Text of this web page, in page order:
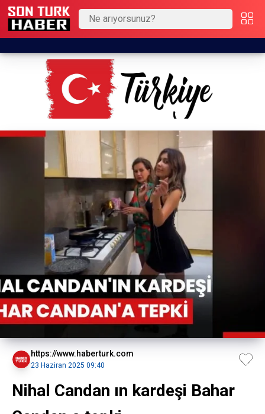
https://www.haberturk.com
23 Haziran 2025 09:40
Nihal Candan ın kardeşi Bahar